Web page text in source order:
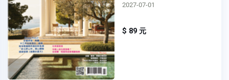
2027-07-01
$ 89 元